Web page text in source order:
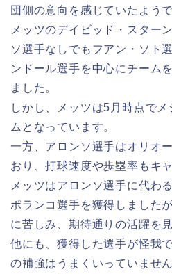
団側の意向を感じていたようで
メッツのデイビッド・スター
ソ選手なしでもフアン・ソト
ンドール選手を中心にチーム
ました。
しかし、メッツは5月時点で
ムとなっています。
一方、アロンソ選手はオリオ
おり、打球速度や歩塁率もキ
メッツはアロンソ選手に代わ
ポランコ選手を獲得しました
に苦しみ、期待通りの活躍を
他にも、獲得した選手が怪我
の補強はうまくいっていません